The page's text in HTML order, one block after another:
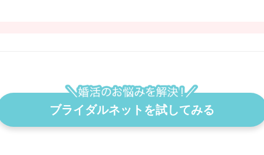
ブライダルネットを試してみる